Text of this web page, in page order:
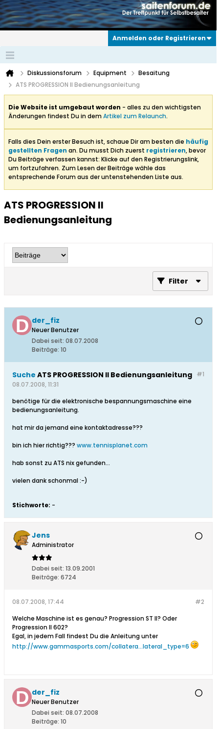
Anmelden oder Registrieren
Diskussionsforum Equipment
Besaitung
ATS PROGRESSION II Bedienungsanleitung
Die Website ist umgebaut worden - alles zu den wichtigsten
Änderungen findest Du in demArtikel zum Relaunch.
Falls dies Dein erster Besuch ist, schaue Dir am besten die häufig
gestellten Fragen an. Du musst Dich zuerst registrieren, bevor
Du Beiträge verfassen kannst: Klicke auf den Registrierungslink,
um fortzufahren. Zum Lesen der Beiträge wähle das
entsprechende Forum aus der untenstehenden Liste aus.
ATS PROGRESSION II
Bedienungsanleitung
Filter
der_fiz
Neuer Benutzer
Dabei seit: 08.07.2008
Beiträge: 10
#1
Suche ATS PROGRESSION II Bedienungsanleitung
08.07.2008, 11:31
benötige für die elektronische bespannungsmaschine eine
bedienungsanleitung.
hat mir da jemand eine kontaktadresse???
bin ich hier richtig??? www.tennisplanet.com
hab sonst zu ATS nix gefunden...
vielen dank schonmal :-)
Stichworte: -
Jens
Administrator
Dabei seit: 13.09.2001
Beiträge: 6724
#2
08.07.2008, 17:44
Welche Maschine ist es genau? Progression ST II? Oder
Progression II 602?
Egal, in jedem Fall findest Du die Anleitung unter
http://www.gammasports.com/collatera...lateral_type=6
der_fiz
Neuer Benutzer
Dabei seit: 08.07.2008
Beiträge: 10